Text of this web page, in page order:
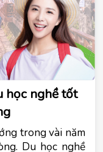
học nghề tốt
trong vài năm
Du học nghề